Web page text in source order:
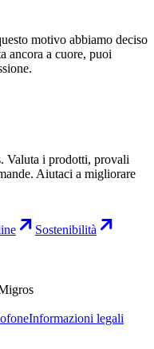
motivo abbiamo deciso
ancora a cuore, puoi
Valuta i prodotti, provali
Aiutaci a migliorare
Sostenibilità
Informazioni legali